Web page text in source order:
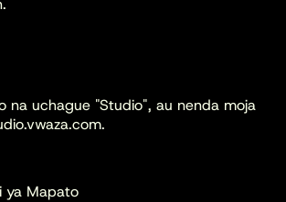
na uchague "Studio", au nenda moja
ya Mapato